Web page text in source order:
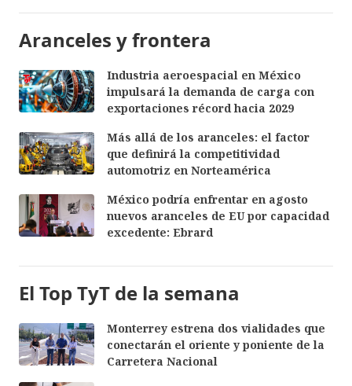
Aranceles y frontera
Industria aeroespacial en México
impulsará la demanda de carga con
exportaciones récord hacia 2029
Más allá de los aranceles: el factor
que definirá la competitividad
automotriz en Norteamérica
México podría enfrentar en agosto
nuevos aranceles de EU por capacidad
excedente: Ebrard
El Top TyT de la semana
Monterrey estrena dos vialidades que
conectarán el oriente y poniente de la
Carretera Nacional